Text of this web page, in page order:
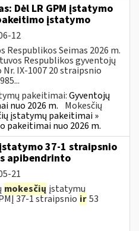
Dėl LR GPM įstatymo
įstatymo
12
Seimas 2026 m.
Respublikos gyventojų
IX-1007 20 straipsnio
pakeitimai:Gyventojų
nuo 2026 m. Mokesčių
įstatymų pakeitimai »
pakeitimai nuo 2026 m.
37-1 straipsnio
apibendrinto
21
mokesčių įstatymų
37-1 straipsnio ir53